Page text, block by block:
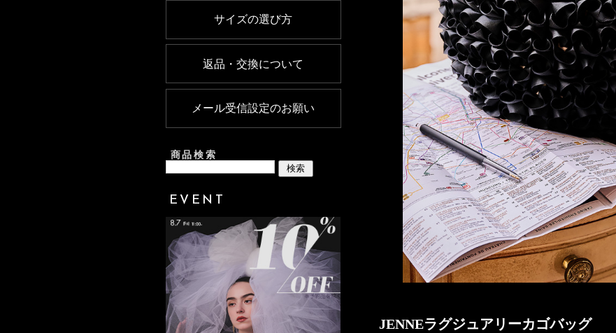
サイズの選び方
返品・交換について
メール受信設定のお願い
商品検索
EVENT
JENNEラグジュアリーカゴバッグ